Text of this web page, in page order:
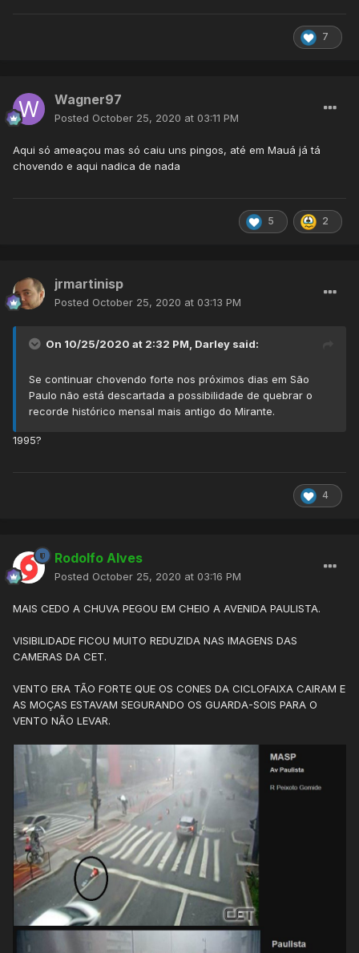
7
Wagner97
Posted October 25, 2020 at 03:11 PM
Aqui só ameaçou mas só caiu uns pingos, até em Mauá já tá
chovendo e aqui nadica de nada
5 2
jrmartinisp
Posted October 25, 2020 at 03:13 PM
On 10/25/2020 at 2:32 PM, Darley said:
Se continuar chovendo forte nos próximos dias em São
Paulo não está descartada a possibilidade de quebrar o
recorde histórico mensal mais antigo do Mirante.
1995?
4
Rodolfo Alves
Posted October 25, 2020 at 03:16 PM
MAIS CEDO A CHUVA PEGOU EM CHEIO A AVENIDA PAULISTA.
VISIBILIDADE FICOU MUITO REDUZIDA NAS IMAGENS DAS
CAMERAS DA CET.
VENTO ERA TÃO FORTE QUE OS CONES DA CICLOFAIXA CAIRAM E
AS MOÇAS ESTAVAM SEGURANDO OS GUARDA-SOIS PARA O
VENTO NÃO LEVAR.